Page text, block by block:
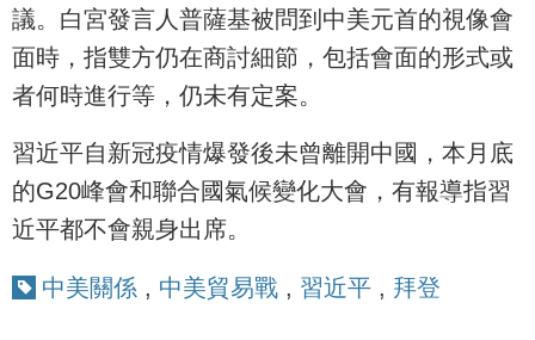
議。白宮發言人普薩基被問到中美元首的視像會
面時，指雙方仍在商討細節，包括會面的形式或
者何時進行等，仍未有定案。
習近平自新冠疫情爆發後未曾離開中國，本月底
的G20峰會和聯合國氣候變化大會，有報導指習
近平都不會親身出席。
中美關係 , 中美貿易戰 , 習近平 , 拜登